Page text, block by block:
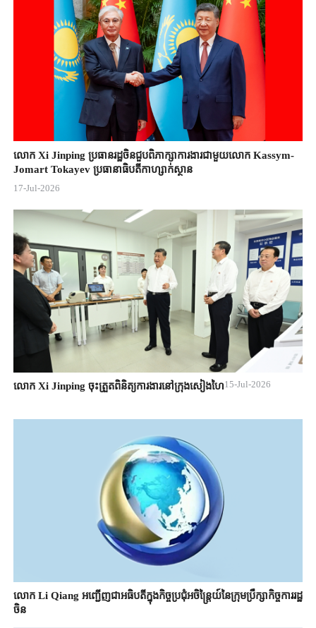
លោក Xi Jinping ប្រធានរដ្ឋចិន​ជួបពិភាក្សា​ការងារជាមួយ​លោក Kassym-
Jomart ​Tokayev ​ប្រធានាធិបតី​កាហ្សាក់ស្ថាន​
17-Jul-2026
លោក Xi Jinping ចុះត្រួតពិនិត្យការងារនៅក្រុងសៀងហៃ15-Jul-2026
លោក ​Li Qiang អញ្ជើញ​ជា​​អធិបតី​ក្នុងកិច្ចប្រជុំអចិន្ត្រៃយ៍​នៃ​ក្រុមប្រឹក្សាកិច្ច​ការ​រដ្ឋ​
ចិន​